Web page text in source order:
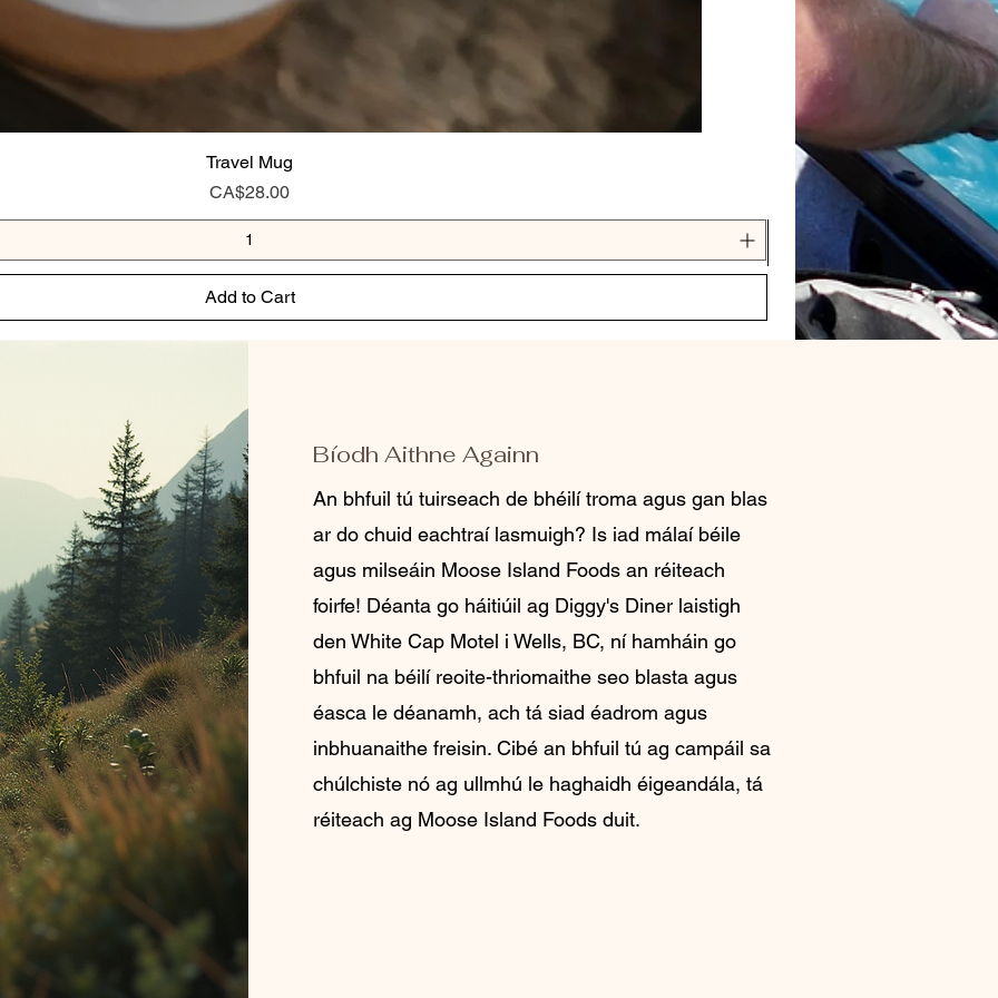
Travel Mug
Price
CA$28.00
Add to Cart
Bíodh Aithne Againn
An bhfuil tú tuirseach de bhéilí troma agus gan blas
ar do chuid eachtraí lasmuigh? Is iad málaí béile
agus milseáin Moose Island Foods an réiteach
foirfe! Déanta go háitiúil ag Diggy's Diner laistigh
den White Cap Motel i Wells, BC, ní hamháin go
bhfuil na béilí reoite-thriomaithe seo blasta agus
éasca le déanamh, ach tá siad éadrom agus
inbhuanaithe freisin. Cibé an bhfuil tú ag campáil sa
chúlchiste nó ag ullmhú le haghaidh éigeandála, tá
réiteach ag Moose Island Foods duit.